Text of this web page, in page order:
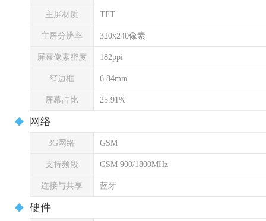
主屏材质 TFT
主屏分辨率 320x240像素
屏幕像素密度 182ppi
窄边框 6.84mm
屏幕占比 25.91%
网络
3G网络 GSM
支持频段 GSM 900/1800MHz
连接与共享 蓝牙
硬件